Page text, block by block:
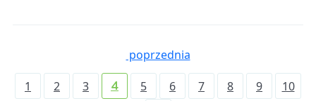
poprzednia
1 2 3 4 5 6 7 8 9
10